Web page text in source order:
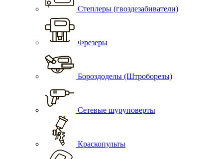
Степлеры (гвоздезабиватели)
Фрезеры
Бороздоделы (Штроборезы)
Сетевые шуруповерты
Краскопульты